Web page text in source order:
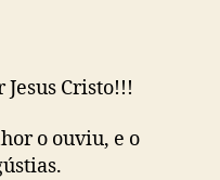
Cristo!!!
o ouviu, e o